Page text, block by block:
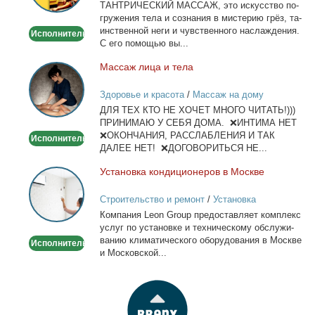
Исполнитель
ТАНТРИЧЕСКИЙ МАССАЖ, это ис­кус­ство по­
гру­же­ния те­ла и со­зна­ния в ми­сте­рию грёз, та­
ин­ствен­ной неги и чув­ствен­но­го на­сла­жде­ния.
С его по­мо­щью вы...
Массаж
лица
и
тела
Исполнитель
Мас­саж ли­ца и те­ла
Здоровье и красота/ Массаж на дому
ДЛЯ ТЕХ КТО НЕ ХОЧЕТ МНОГО ЧИТАТЬ!)))
ПРИНИМАЮ У СЕБЯ ДОМА. ❌ИНТИМА НЕТ
❌ОКОНЧАНИЯ, РАССЛАБЛЕНИЯ И ТАК
ДАЛЕЕ НЕТ! ❌ДОГОВОРИТЬСЯ НЕ...
Установка
кондиционеров
в
Москве
Исполнитель
Уста­нов­ка кон­ди­ци­о­не­ров в Москве
Строительство и ремонт/ Установка
кондиционеров
Ком­па­ния Leon Group предо­став­ля­ет ком­плекс
услуг по уста­нов­ке и тех­ни­че­ско­му об­слу­жи­
ва­нию кли­ма­ти­че­ско­го обо­ру­до­ва­ния в Москве
и Мос­ков­ской...